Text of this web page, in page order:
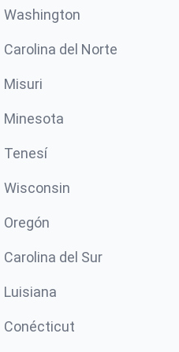
Washington
Carolina del Norte
Misuri
Minesota
Tenesí
Wisconsin
Oregón
Carolina del Sur
Luisiana
Conécticut